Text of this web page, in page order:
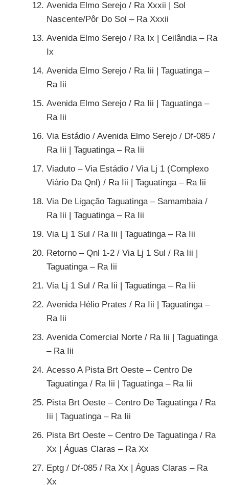
Avenida Elmo Serejo / Ra Xxxii | Sol
Nascente/Pôr Do Sol – Ra Xxxii
Avenida Elmo Serejo / Ra Ix | Ceilândia – Ra
Ix
Avenida Elmo Serejo / Ra Iii | Taguatinga –
Ra Iii
Avenida Elmo Serejo / Ra Iii | Taguatinga –
Ra Iii
Via Estádio / Avenida Elmo Serejo / Df-085 /
Ra Iii | Taguatinga – Ra Iii
Viaduto – Via Estádio / Via Lj 1 (Complexo
Viário Da Qnl) / Ra Iii | Taguatinga – Ra Iii
Via De Ligação Taguatinga – Samambaia /
Ra Iii | Taguatinga – Ra Iii
Via Lj 1 Sul / Ra Iii | Taguatinga – Ra Iii
Retorno – Qnl 1-2 / Via Lj 1 Sul / Ra Iii |
Taguatinga – Ra Iii
Via Lj 1 Sul / Ra Iii | Taguatinga – Ra Iii
Avenida Hélio Prates / Ra Iii | Taguatinga –
Ra Iii
Avenida Comercial Norte / Ra Iii | Taguatinga
– Ra Iii
Acesso A Pista Brt Oeste – Centro De
Taguatinga / Ra Iii | Taguatinga – Ra Iii
Pista Brt Oeste – Centro De Taguatinga / Ra
Iii | Taguatinga – Ra Iii
Pista Brt Oeste – Centro De Taguatinga / Ra
Xx | Águas Claras – Ra Xx
Eptg / Df-085 / Ra Xx | Águas Claras – Ra
Xx